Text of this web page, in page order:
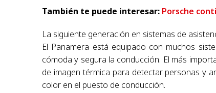
También te puede interesar: Porsche
La siguiente generación en sistemas de
El Panamera está equipado con muchos
cómoda y segura la conducción. El más
de imagen térmica para detectar personas y
color en el puesto de conducción.